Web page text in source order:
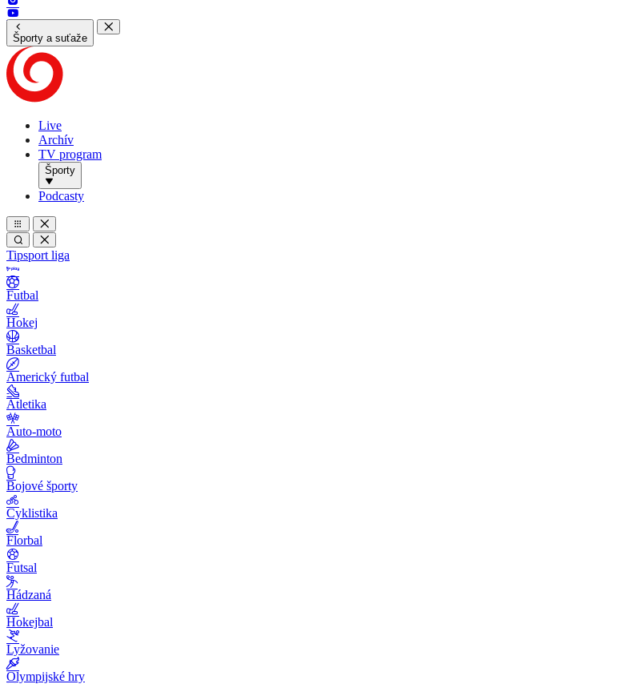
Športy a suťaže
Live
Archív
TV program
Športy
Podcasty
Tipsport liga
Futbal
Hokej
Basketbal
Americký futbal
Atletika
Auto-moto
Bedminton
Bojové športy
Cyklistika
Florbal
Futsal
Hádzaná
Hokejbal
Lyžovanie
Olympijské hry